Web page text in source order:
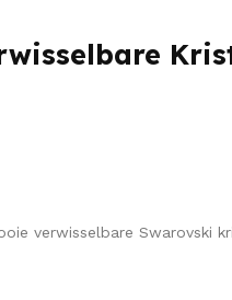
verwisselbare Swarovski